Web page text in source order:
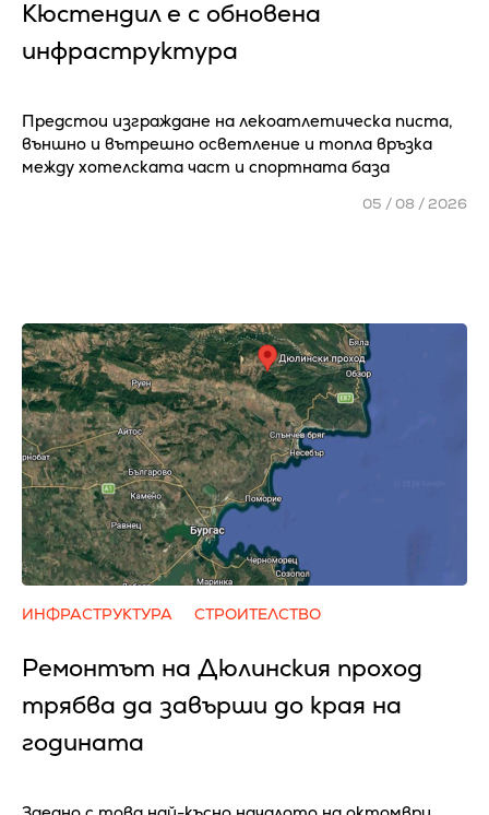
Кюстендил е с обновена
инфраструктура
Предстои изграждане на лекоатлетическа писта,
външно и вътрешно осветление и топла връзка
между хотелската част и спортната база
05 / 08 / 2026
ИНФРАСТРУКТУРА СТРОИТЕЛСТВО
Ремонтът на Дюлинския проход
трябва да завърши до края на
годината